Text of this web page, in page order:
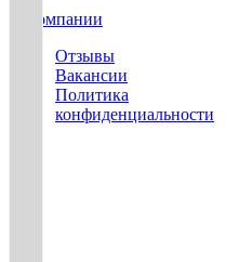
О компании
Отзывы
Вакансии
Политика
конфиденциальности